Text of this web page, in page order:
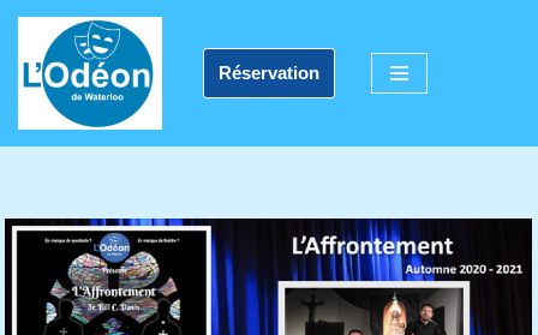
Aller
au
contenu
Réservation